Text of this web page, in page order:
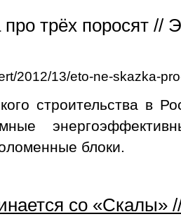
про трёх поросят //
2012/13/eto-ne-skazka-
строительства в
блоки.
со «Скалы»